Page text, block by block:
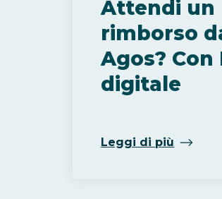
Attendi un
rimborso
Agos? Con
digitale
Leggi di più